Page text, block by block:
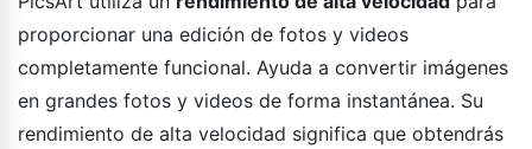
proporcionar una edición de fotos y videos
completamente funcional. Ayuda a convertir imágenes
en grandes fotos y videos de forma instantánea. Su
rendimiento de alta velocidad significa que obtendrás